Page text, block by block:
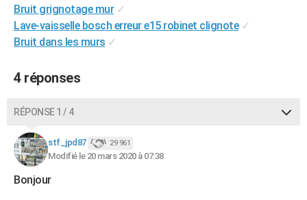
BONS PLANS
CARTE DE VOEUX
Carte de Noël
Carte Bonne année
Carte Saint-Valentin
Carte Pâques
Carte d'anniversaire
DICTIONNAIRE
S'inscrire
Se connecter
Lycées
Collèges
Primaires
Universités
Entreprises
Service militaire
Avis de recherche
AVIS DE DÉCÈS
FORUM
Bruit grignotage mur ✓
Lave-vaisselle bosch erreur e15 robinet clignote ✓
Bruit dans les murs ✓
4 réponses
RÉPONSE 1 / 4
stf_jpd87 29 961
Modifié le 20 mars 2020 à 07:38
Bonjour